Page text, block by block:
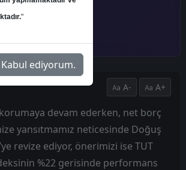
A- A+
devam ederken, net borç
yansıtmamız neticesinde Doğuş
revize ediyor, önerimizi ise TUT
%22 gerisinde performans
"
Beyan edilen metni Okudum, Anladım ve Kabul ediyorum.